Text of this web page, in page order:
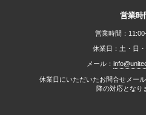
営業時
営業時間：
休業日：土・日
メール：
休業日にいただいたお問合せメー
降の対応となり